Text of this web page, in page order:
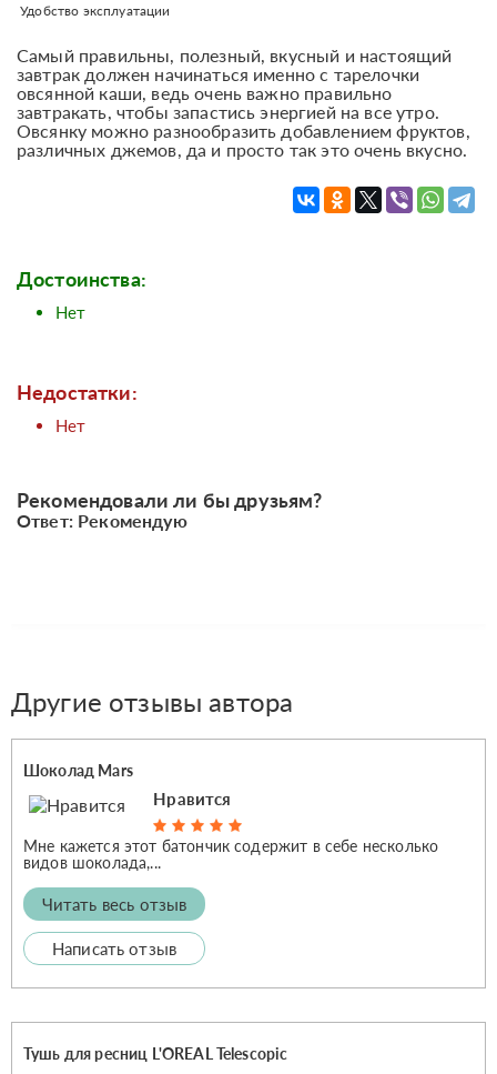
Удобство эксплуатации
Самый правильны, полезный, вкусный и настоящий
завтрак должен начинаться именно с тарелочки
овсянной каши, ведь очень важно правильно
завтракать, чтобы запастись энергией на все утро.
Овсянку можно разнообразить добавлением фруктов,
различных джемов, да и просто так это очень вкусно.
Достоинства:
Нет
Недостатки:
Нет
Рекомендовали ли бы друзьям?
Ответ: Рекомендую
Другие отзывы автора
Шоколад Mars
Нравится
Мне кажется этот батончик содержит в себе несколько
видов шоколада,...
Читать весь отзыв
Написать отзыв
Тушь для ресниц L'OREAL Telescopic